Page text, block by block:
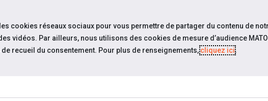
ESPACE
ESPACE
cookies réseaux sociaux pour vous permettre de partager du contenu de
vidéos. Par ailleurs, nous utilisons des cookies de mesure d’audience
de recueil du consentement. Pour plus de renseignements,cliquez ici.